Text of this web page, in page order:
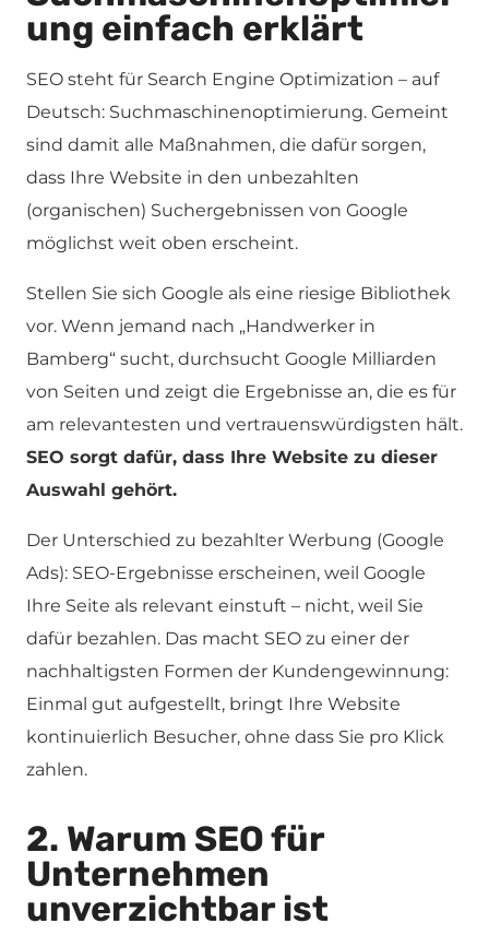
ung einfach erklärt
SEO steht für Search Engine Optimization – auf
Deutsch: Suchmaschinenoptimierung. Gemeint
sind damit alle Maßnahmen, die dafür sorgen,
dass Ihre Website in den unbezahlten
(organischen) Suchergebnissen von Google
möglichst weit oben erscheint.
Stellen Sie sich Google als eine riesige Bibliothek
vor. Wenn jemand nach „Handwerker in
Bamberg“ sucht, durchsucht Google Milliarden
von Seiten und zeigt die Ergebnisse an, die es für
am relevantesten und vertrauenswürdigsten hält.
SEO sorgt dafür, dass Ihre Website zu dieser
Auswahl gehört.
Der Unterschied zu bezahlter Werbung (Google
Ads): SEO-Ergebnisse erscheinen, weil Google
Ihre Seite als relevant einstuft – nicht, weil Sie
dafür bezahlen. Das macht SEO zu einer der
nachhaltigsten Formen der Kundengewinnung:
Einmal gut aufgestellt, bringt Ihre Website
kontinuierlich Besucher, ohne dass Sie pro Klick
zahlen.
2. Warum SEO für
Unternehmen
unverzichtbar ist